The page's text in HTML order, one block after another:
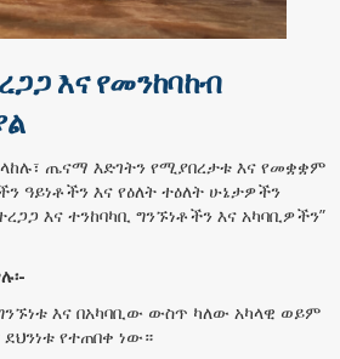
እና የመንከባከብ
ጤናማ እድገትን የሚያበረታቱ እና የመቋቋም
ዓይነቶችን እና የዕለት ተዕለት ሁኔታዎችን
እና ተንከባካቢ ግንኙነቶችን እና አካባቢዎችን”
እና በአካባቢው ውስጥ ካለው አካላዊ ወይም
ደህንነቱ የተጠበቀ ነው።